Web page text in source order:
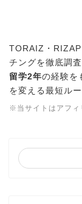
TORAIZ・
チングを徹底調査
留学2年の経験を
を変える最短ル
※当サイトはアフィ